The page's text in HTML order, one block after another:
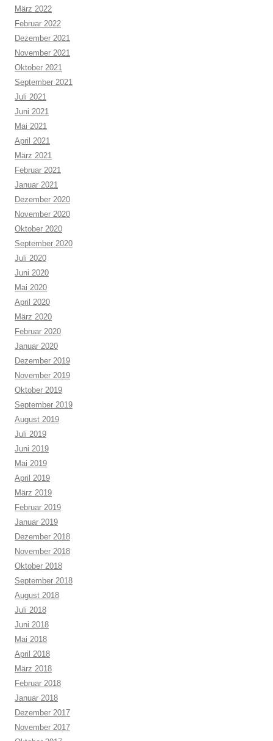
März 2022
Februar 2022
Dezember 2021
November 2021
Oktober 2021
September 2021
Juli 2021
Juni 2021
Mai 2021
April 2021
März 2021
Februar 2021
Januar 2021
Dezember 2020
November 2020
Oktober 2020
September 2020
Juli 2020
Juni 2020
Mai 2020
April 2020
März 2020
Februar 2020
Januar 2020
Dezember 2019
November 2019
Oktober 2019
September 2019
August 2019
Juli 2019
Juni 2019
Mai 2019
April 2019
März 2019
Februar 2019
Januar 2019
Dezember 2018
November 2018
Oktober 2018
September 2018
August 2018
Juli 2018
Juni 2018
Mai 2018
April 2018
März 2018
Februar 2018
Januar 2018
Dezember 2017
November 2017